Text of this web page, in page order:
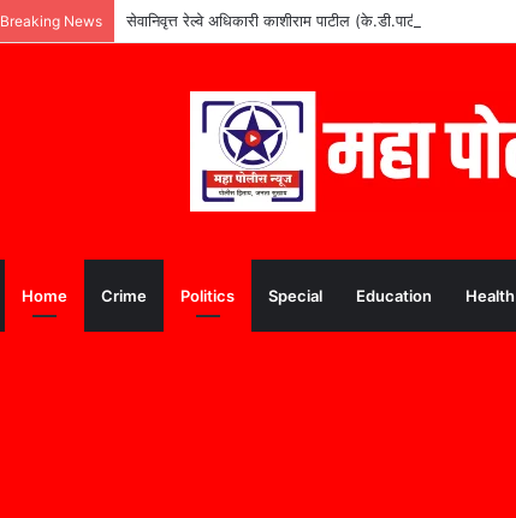
Breaking News सेवानिवृत्त रेल्वे अधिकारी काशीराम पाटील (के.डी.पाटील) यांचे निधन
Home Crime Politics Special Education Health